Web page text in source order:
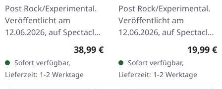
Post Rock/Experimental.
Veröffentlicht am
12.06.2026, auf Spectacle
Bonzai. Schwarzes Vinyl
im Standard-Cover.
Angine De Poitrine
kehren mit „Vol.…
Regulärer Preis:
38,99 €
Sofort verfügbar,
Lieferzeit: 1-2 Werktage
Post Rock/Experimental.
Veröffentlicht am
12.06.2026, auf Spectacle
Bonzai. CD im Standard-
Jewelcase. Angine De
Poitrine kehren mit ihrem
zweiten…
19,99 €
Sofort verfügbar,
Lieferzeit: 1-2 Werktage